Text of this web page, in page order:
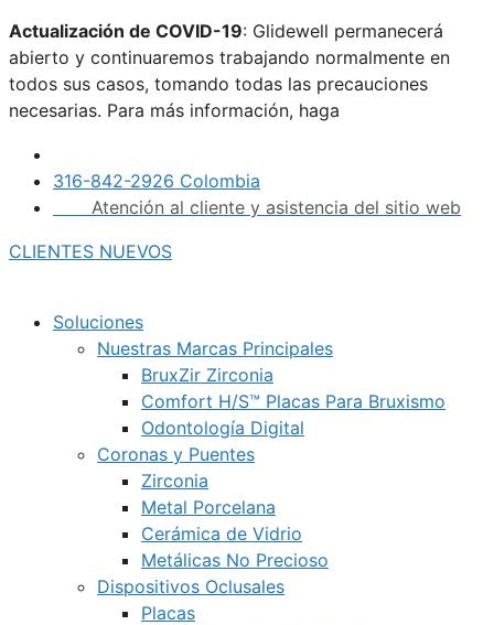
Saltar
al
contenido
Actualización de COVID-19: Glidewell permanecerá
abierto y continuaremos trabajando normalmente en
todos sus casos, tomando todas las precauciones
necesarias. Para más información, haga
316-842-2926 Colombia
Atención al cliente y asistencia del sitio web
CLIENTES NUEVOS
Soluciones
Nuestras Marcas Principales
BruxZir Zirconia
Comfort H/S™ Placas Para Bruxismo
Odontología Digital
Coronas y Puentes
Zirconia
Metal Porcelana
Cerámica de Vidrio
Metálicas No Precioso
Dispositivos Oclusales
Placas